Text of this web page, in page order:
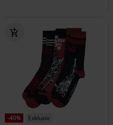
-40%
Exklusiv